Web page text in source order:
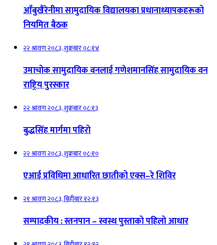
आँबुखैरेनीमा सामुदायिक विद्यालयका प्रधानाध्यापकहरूको
नियमित बैठक
२२ श्रावण २०८३, शुक्रबार ०८:१४
उमाचोक सामुदायिक वनलाई गणेशमानसिंह सामुदायिक वन
राष्ट्रिय पुरस्कार
२२ श्रावण २०८३, शुक्रबार ०८:१३
बुद्धसिंह मार्गमा पहिरो
२२ श्रावण २०८३, शुक्रबार ०८:१०
एआई प्रविधिमा आधारित छातीको एक्स–रे शिविर
२१ श्रावण २०८३, बिहीबार १२:१३
सम्पादकीय : स्तनपान – स्वस्थ पुस्ताको पहिलो आधार